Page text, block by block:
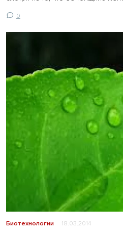
0
Биотехнологии 18.03.2014